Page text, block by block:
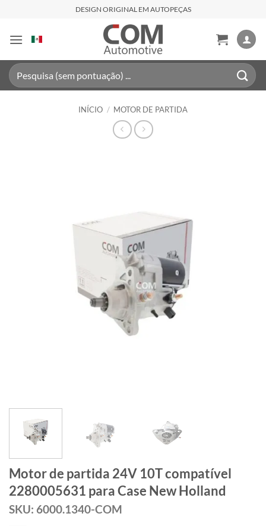
content
DESIGN ORIGINAL EM AUTOPEÇAS
Pesquisar
por:
INÍCIO / MOTOR DE PARTIDA
Motor de partida 24V 10T compatível
2280005631 para Case New Holland
SKU: 6000.1340-COM